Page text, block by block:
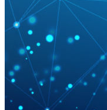
Fürstenfeldbruck